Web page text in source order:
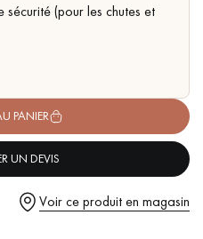
vous appelle
vous personnalisé
(pour les chutes et
PANIER
UN DEVIS
Voir ce produit en magasin